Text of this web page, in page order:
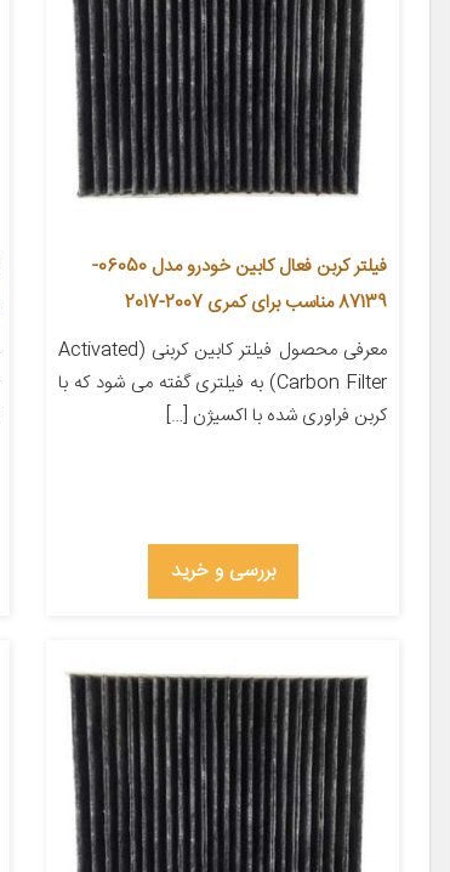
فیلتر کربن فعال کابین خودرو مدل 06050-
87139 مناسب برای کمری 2007-2017
معرفی محصول فیلتر کابین کربنی (Activated
Carbon Filter) به فیلتری گفته می شود که با
کربن فراوری شده با اکسیژن […]
بررسی و خرید